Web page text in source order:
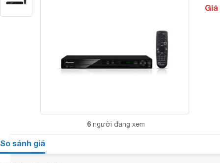
6 người đang xem
So sánh giá